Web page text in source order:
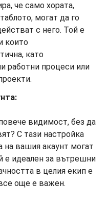
че само хората,
могат да го
с него. Той е
които
като
работни процеси или
видимост, без да
С тази настройка
на вашия акаунт могат
е идеален за вътрешни
в целия екип е
още е важен.